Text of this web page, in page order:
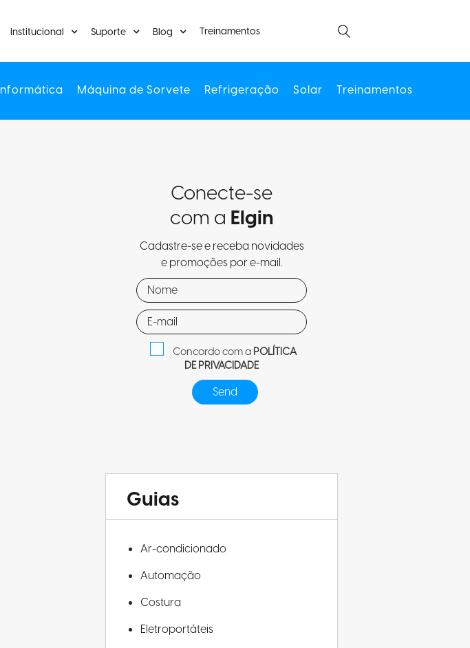
Institucional Suporte Blog Treinamentos
Máquina de Sorvete Refrigeração Solar Treinamentos
Conecte-se
com a Elgin
Cadastre-se e receba novidades
e promoções por e-mail.
Concordo com aPOLÍTICA
DE PRIVACIDADE
Guias
Ar-condicionado
Automação
Costura
Eletroportáteis